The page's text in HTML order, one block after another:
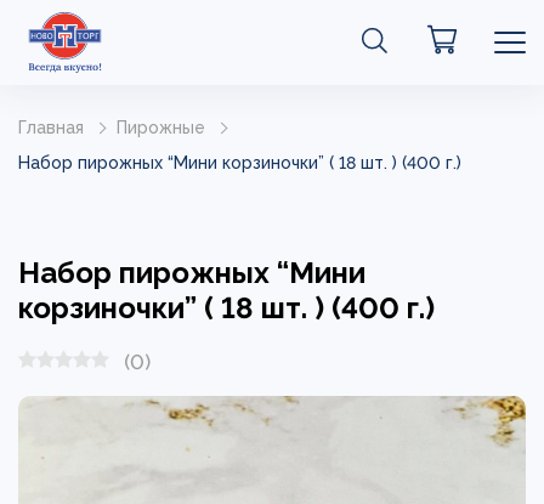
Главная
Пирожные
Набор пирожных “Мини корзиночки” ( 18 шт. ) (400 г.)
Набор пирожных “Мини
корзиночки” ( 18 шт. ) (400 г.)
(0)